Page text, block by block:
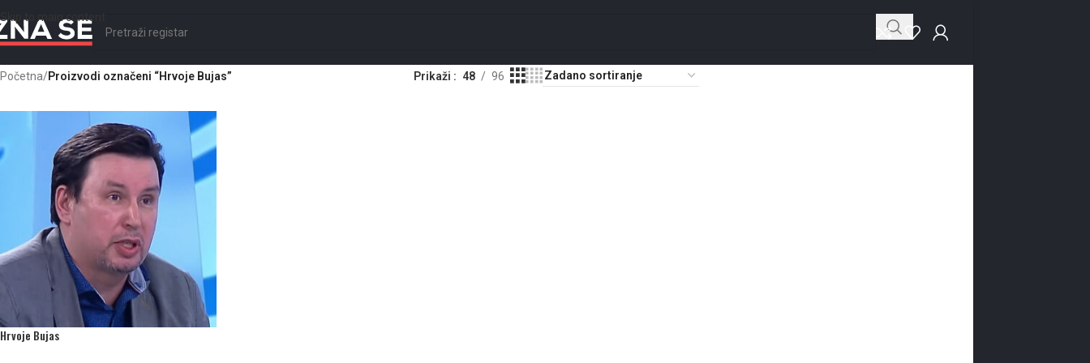
Skip to main content
Početna/Proizvodi označeni “Hrvoje Bujas” Prikaži 48 96
Hrvoje Bujas